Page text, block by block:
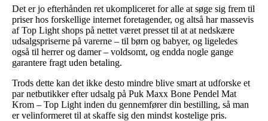
Det er jo efterhånden ret ukompliceret for alle at søge sig frem til
priser hos forskellige internet foretagender, og altså har massevis
af Top Light shops på nettet været presset til at at nedskære
udsalgspriserne på varerne – til børn og babyer, og ligeledes
også til herrer og damer – voldsomt, og endda nogle gange
garantere fragt uden betaling.
Trods dette kan det ikke desto mindre blive smart at udforske et
par netbutikker efter udsalg på Puk Maxx Bone Pendel Mat
Krom – Top Light inden du gennemfører din bestilling, så man
er velinformeret til at skaffe sig den mindst kostelige pris.